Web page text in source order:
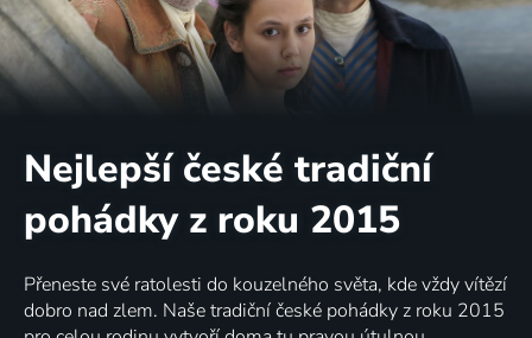
Nejlepší české tradiční
pohádky z roku 2015
Přeneste své ratolesti do kouzelného světa, kde vždy vítězí
dobro nad zlem. Naše tradiční české pohádky z roku 2015